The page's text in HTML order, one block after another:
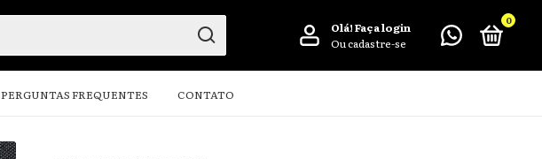
Olá!Faça login
Ou cadastre-se
0
PERGUNTAS FREQUENTES CONTATO